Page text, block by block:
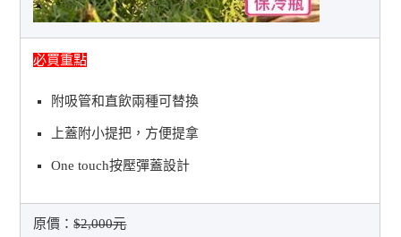
必買重點
附吸管和直飲兩種可替換
上蓋附小提把，方便提拿
One touch按壓彈蓋設計
原價：$2,000元